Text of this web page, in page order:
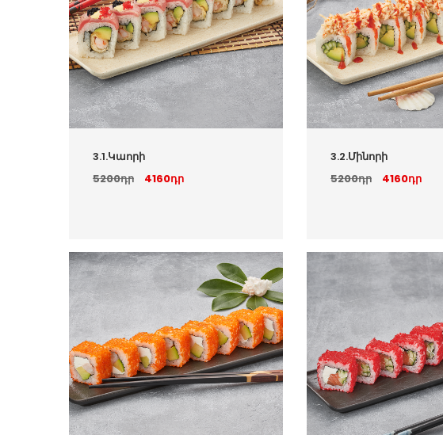
3.1.Կաորի
5200դր
4160դր
3.2.Մինորի
5200դր
4160դր